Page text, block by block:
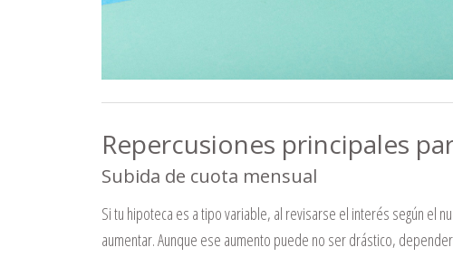
Repercusiones principales
Subida de cuota mensual
Si tu hipoteca es a tipo variable, al revisarse el interés según el
aumentar. Aunque ese aumento puede no ser drástico,